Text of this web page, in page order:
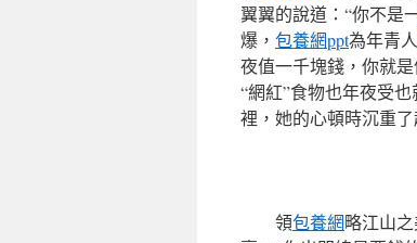
翼翼的說道：“你不是
爆， 包養網ppt為年青
夜值一千塊錢，你就
“網紅”食物也年夜受
裡，她的心頓時沉重
領包養網略江山